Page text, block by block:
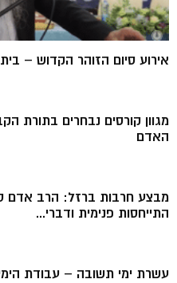
אירוע סיום הזוהר הקדוש –
מגוון קורסים נבחרים בתורת
האדם
מבצע חרבות ברזל: הרב אדם
התייחסות פנימית ודברי...
עשרת ימי תשובה – עבודת